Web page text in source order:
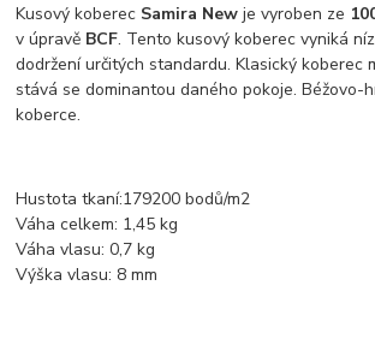
Kusový koberec Samira New je vyroben ze
v úpravě BCF. Tento kusový koberec vyniká
dodržení určitých standardu. Klasický koberec
stává se dominantou daného pokoje. Béžovo-
koberce.
Hustota tkaní:179200 bodů/m2
Váha celkem: 1,45 kg
Váha vlasu: 0,7 kg
Výška vlasu: 8 mm